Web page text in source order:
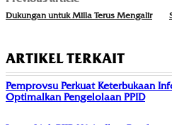
Dukungan untuk Milla Terus Mengalir
ARTIKEL TERKAIT
Pemprovsu Perkuat Keterbukaan
Optimalkan Pengelolaan PPID